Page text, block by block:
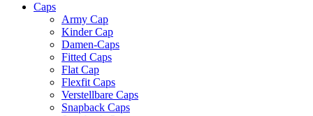
Caps
Army Cap
Kinder Cap
Damen-Caps
Fitted Caps
Flat Cap
Flexfit Caps
Verstellbare Caps
Snapback Caps